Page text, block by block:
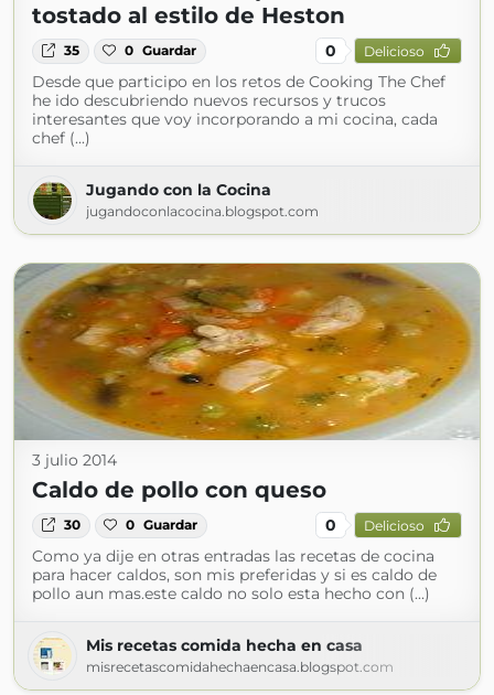
tostado al estilo de Heston
35 0 Guardar 0 Delicioso
Desde que participo en los retos de Cooking The Chef
he ido descubriendo nuevos recursos y trucos
interesantes que voy incorporando a mi cocina, cada
chef (...)
Jugando con la Cocina
jugandoconlacocina.blogspot.com
3 julio 2014
Caldo de pollo con queso
30 0 Guardar 0 Delicioso
Como ya dije en otras entradas las recetas de cocina
para hacer caldos, son mis preferidas y si es caldo de
pollo aun mas.este caldo no solo esta hecho con (...)
Mis recetas comida hecha en casa
misrecetascomidahechaencasa.blogspot.com